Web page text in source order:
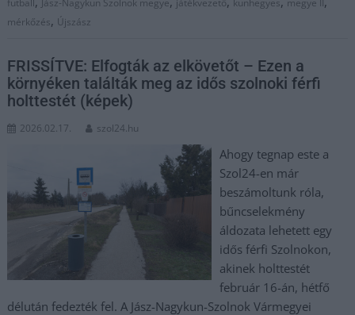
futball Jász-Nagykun Szolnok megye játékvezető kunhegyes megye II
mérkőzés, Újszász
FRISSÍTVE: Elfogták az elkövetőt – Ezen a
környéken találták meg az idős szolnoki férfi
holttestét (képek)
2026.02.17. szol24.hu
Ahogy tegnap este a
Szol24-en már
beszámoltunk róla,
bűncselekmény
áldozata lehetett egy
idős férfi Szolnokon,
akinek holttestét
február 16-án, hétfő
délután fedezték fel. A Jász-Nagykun-Szolnok Vármegyei